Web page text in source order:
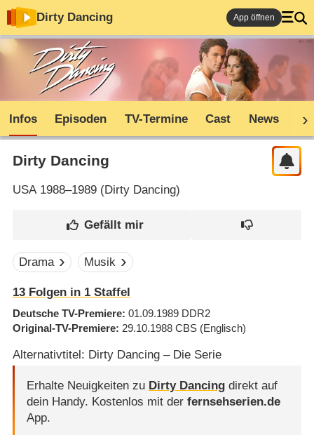
Dirty Dancing App öffnen
Infos Episoden TV-Termine Cast News
Dirty Dancing
USA1988–1989 (Dirty Dancing)
Drama Musik
13Folgen in 1Staffel
Deutsche TV-Premiere 01.09.1989 DDR2
Original-TV-Premiere 29.10.1988 CBS (Englisch)
Alternativtitel: Dirty Dancing – Die Serie
Erhalte Neuigkeiten zu Dirty Dancingdirekt auf
dein Handy. Kostenlos mit der fernsehserien.de
App.